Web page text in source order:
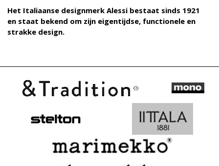
Het Italiaanse designmerk Alessi bestaat sinds 1921
en staat bekend om zijn eigentijdse, functionele en
strakke design.